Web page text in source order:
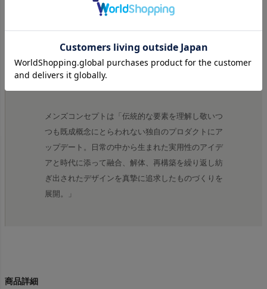
ブランド名の"KELEN(外連)"とは、歌舞伎や日本芸
の路線をとるという意味を持つ。古典的な要素をし
っかりと理解しつつさらに新しい物作りを行って行
メンズコンセプトは「伝統的な要素を理解し敬いつ
つも既成概念にとらわれない独自のプロダクトにア
ップデート。日常の中から生まれた実用性のアイデ
アと時代に添って融合、解体、再構築を繰り返し紡
ぎ出されたデザインを真摯に追求したものづくりを
展開。」
商品詳細